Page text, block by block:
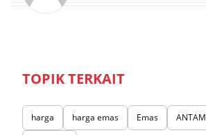
TOPIK TERKAIT
harga harga emas Emas ANTAM